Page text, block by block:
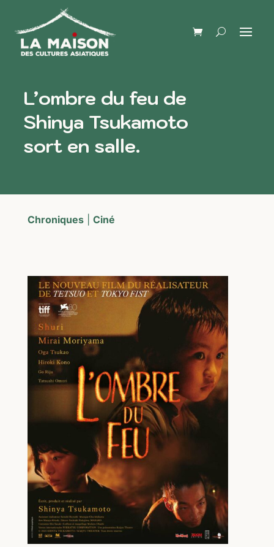
L’ombre du feu de
Shinya Tsukamoto
sort en salle.
Chroniques| Ciné